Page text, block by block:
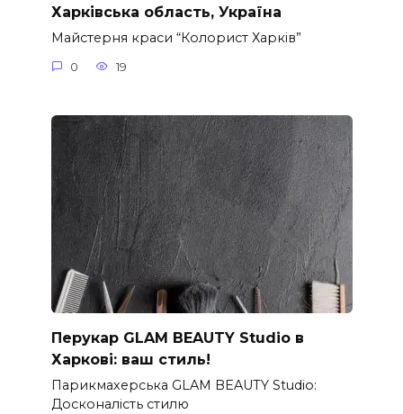
Харківська область, Україна
Майстерня краси “Колорист Харків”
0 19
Перукар GLAM BEAUTY Studio в
Харкові: ваш стиль!
Парикмахерська GLAM BEAUTY Studio:
Досконалість стилю